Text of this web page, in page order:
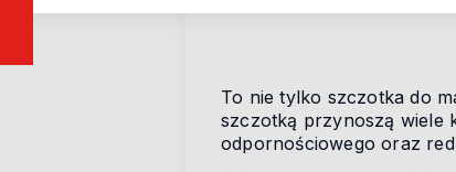
To nie tylko szczotka do
szczotką przynoszą wiele
odpornościowego oraz